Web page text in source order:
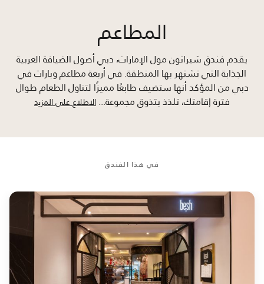
المطاعم
يقدم فندق شيراتون مول الإمارات، دبي أصول الضيافة العربية
الجذابة التي تشتهر بها المنطقة. في أربعة مطاعم وبارات في
دبي من المؤكد أنها ستضيف طابعًا مميزًا لتناول الطعام طوال
فترة إقامتك، تلذذ بتذوق مجموعة...الاطلاع على المزيد
في هذا الفندق